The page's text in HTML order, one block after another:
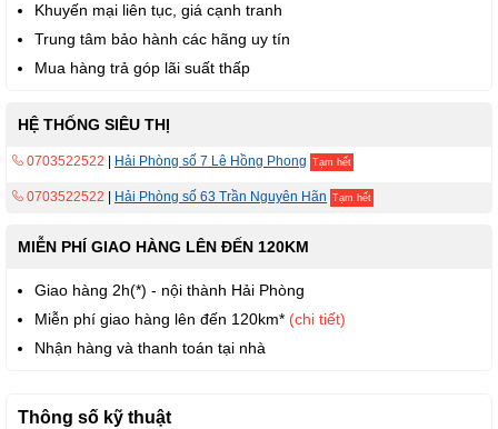
Khuyến mại liên tục, giá cạnh tranh
Trung tâm bảo hành các hãng uy tín
Mua hàng trả góp lãi suất thấp
HỆ THỐNG SIÊU THỊ
0703522522 Hải Phòng số 7 Lê Hồng Phong Tạm hết
0703522522 Hải Phòng số 63 Trần Nguyên Hãn Tạm hết
MIỄN PHÍ GIAO HÀNG LÊN ĐẾN 120KM
Giao hàng 2h(*) - nội thành Hải Phòng
Miễn phí giao hàng lên đến 120km* (chi tiết)
Nhận hàng và thanh toán tại nhà
Thông số kỹ thuật